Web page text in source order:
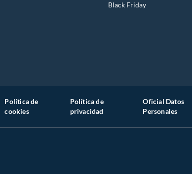
Black Friday
Política de
cookies
Política de
privacidad
Oficial Datos
Personales